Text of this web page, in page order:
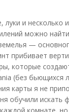
луки и несколько
можно
—
прибивает
которые
(без бьющихся
карты я не
обучили искать